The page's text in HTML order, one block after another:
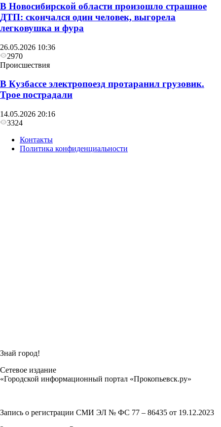
В Новосибирской области произошло страшное
ДТП: скончался один человек, выгорела
легковушка и фура
26.05.2026 10:36
2970
Происшествия
В Кузбассе электропоезд протаранил грузовик.
Трое пострадали
14.05.2026 20:16
3324
Контакты
Политика конфиденциальности
Знай город!
Сетевое издание
«Городской информационный портал «Прокопьевск.ру»
Запись о регистрации СМИ ЭЛ № ФС 77 – 86435 от 19.12.2023